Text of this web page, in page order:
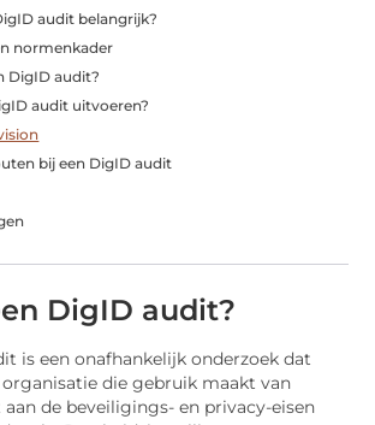
audit belangrijk?
normenkader
DigID audit?
audit uitvoeren?
bij een DigID audit
DigID audit?
is een onafhankelijk onderzoek dat
die gebruik maakt van
de beveiligings- en privacy-eisen